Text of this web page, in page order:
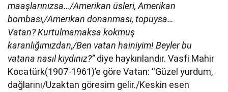
maaşlarınızsa…/Amerikan üsleri, Amerikan
bombası,/Amerikan donanması, topuysa…
Vatan?Kurtulmamaksa kokmuş
karanlığımızdan,/Ben vatan hainiyim!Beyler bu
vatana nasıl kıydınız?”diye haykırılandır. Vasfi Mahir
Kocatürk(1907-1961)’e göre Vatan: “Güzel yurdum,
dağlarını/Uzaktan göresim gelir./Keskin esen